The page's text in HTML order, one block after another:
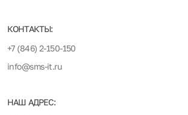
КОНТАКТЫ:
+7 (846) 2-150-150
info@sms-it.ru
НАШ АДРЕС: